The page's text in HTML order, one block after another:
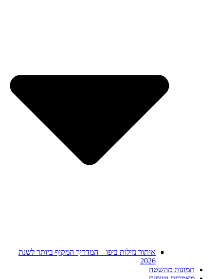
איתור נזילות ביפו – המדריך המקיף ביותר לשנת
2026
תמונות מהשטח